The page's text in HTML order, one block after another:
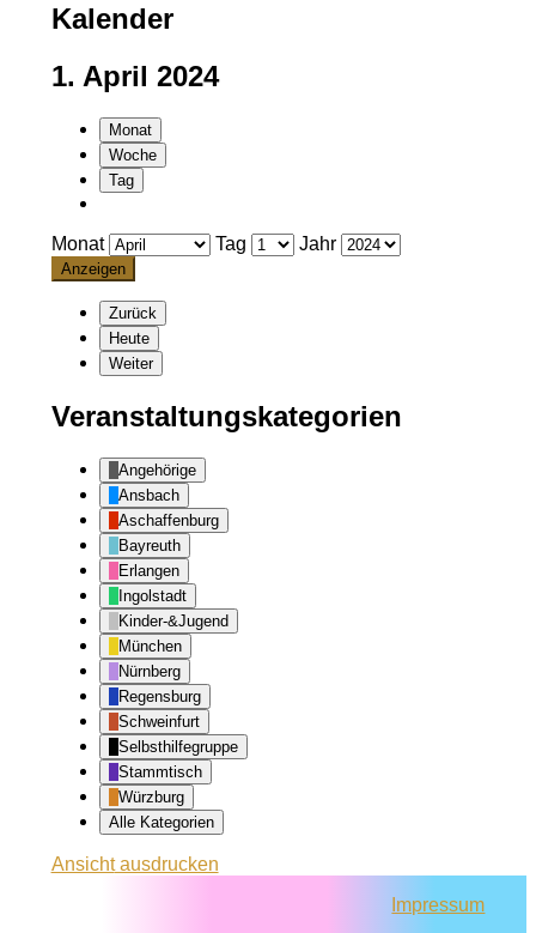
Kalender
1. April 2024
Monat
Woche
Tag
Monat Tag Jahr
Zurück
Heute
Weiter
Veranstaltungskategorien
Angehörige
Ansbach
Aschaffenburg
Bayreuth
Erlangen
Ingolstadt
Kinder-&Jugend
München
Nürnberg
Regensburg
Schweinfurt
Selbsthilfegruppe
Stammtisch
Würzburg
Alle Kategorien
Ansichtausdrucken
Impressum